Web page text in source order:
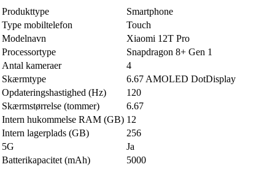
Produkttype
Smartphone
Type mobiltelefon
Touch
Modelnavn
Xiaomi 12T Pro
Processortype
Snapdragon 8+ Gen 1
Antal kameraer
4
Skærmtype
6.67 AMOLED DotDisplay
Opdateringshastighed (Hz)
120
Skærmstørrelse (tommer)
6.67
Intern hukommelse RAM (GB) 12
Intern lagerplads (GB)
256
5G
Ja
Batterikapacitet (mAh)
5000